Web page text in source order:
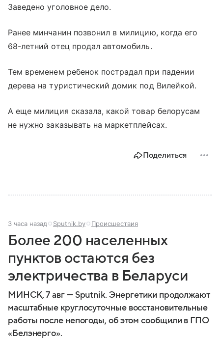
Заведено уголовное дело.
Ранее минчанин позвонил в милицию, когда его
68-летний отец продал автомобиль.
Тем временем ребенок пострадал при падении
дерева на туристический домик под Вилейкой.
А еще милиция сказала, какой товар белорусам
не нужно заказывать на маркетплейсах.
Поделиться
3 часа назад Sputnik.by Происшествия
Более 200 населенных
пунктов остаются без
электричества в Беларуси
МИНСК, 7 авг — Sputnik. Энергетики продолжают
масштабные круглосуточные восстановительные
работы после непогоды, об этом сообщили в ГПО
«Белэнерго».